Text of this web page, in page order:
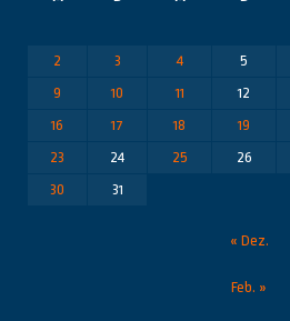
2
3 4 5
9
10 11 12
16
17 18 19
23
24 25 26
30
31
« Dez.
Feb. »